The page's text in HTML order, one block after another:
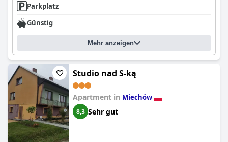
Parkplatz
Günstig
Mehr anzeigen
Studio nad S-ką
Apartment in Miechów
8,3 Sehr gut